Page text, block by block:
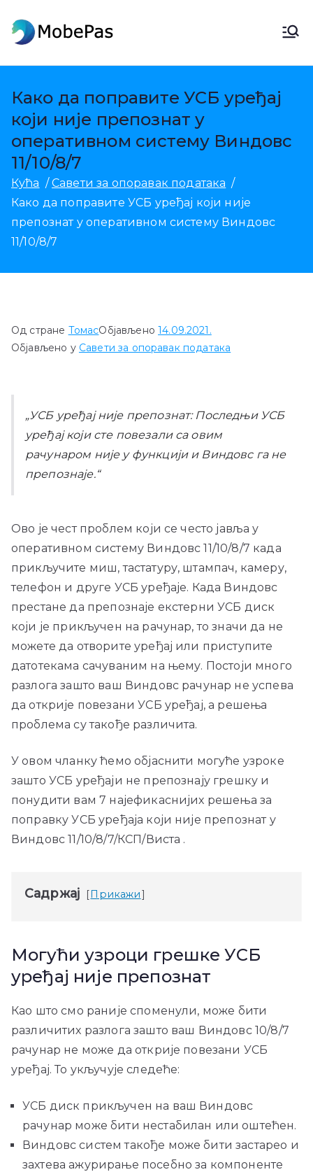
на
садржај
МобеПас Промена локације,
Како да поправите УСБ уређај
који није препознат у
оперативном систему Виндовс
11/10/8/7
Кућа
Савети за опоравак података
Како да поправите УСБ уређај који није
препознат у оперативном систему Виндовс
11/10/8/7
Од стране ТомасОбјављено14.09.2021.
Објављено у Савети за опоравак података
„УСБ уређај није препознат: Последњи УСБ
уређај који сте повезали са овим
рачунаром није у функцији и Виндовс га не
препознаје.“
Ово је чест проблем који се често јавља у
оперативном систему Виндовс 11/10/8/7 када
прикључите миш, тастатуру, штампач, камеру,
телефон и друге УСБ уређаје. Када Виндовс
престане да препознаје екстерни УСБ диск
који је прикључен на рачунар, то значи да не
можете да отворите уређај или приступите
датотекама сачуваним на њему. Постоји много
разлога зашто ваш Виндовс рачунар не успева
да открије повезани УСБ уређај, а решења
проблема су такође различита.
У овом чланку ћемо објаснити могуће узроке
зашто УСБ уређаји не препознају грешку и
понудити вам 7 најефикаснијих решења за
поправку УСБ уређаја који није препознат у
Виндовс 11/10/8/7/КСП/Виста .
Садржај Прикажи
Могући узроци грешке УСБ
уређај није препознат
Као што смо раније споменули, може бити
различитих разлога зашто ваш Виндовс 10/8/7
рачунар не може да открије повезани УСБ
уређај. То укључује следеће:
УСБ диск прикључен на ваш Виндовс
рачунар може бити нестабилан или оштећен.
Виндовс систем такође може бити застарео и
захтева ажурирање посебно за компоненте